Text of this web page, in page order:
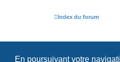
En poursuivant votre
Index du forum